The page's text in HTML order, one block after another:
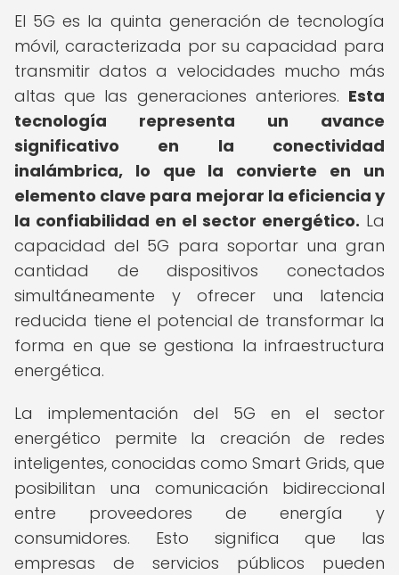
El 5G es la quinta generación de tecnología
móvil, caracterizada por su capacidad para
transmitir datos a velocidades mucho más
altas que las generaciones anteriores. Esta
tecnología representa un avance
significativo en la conectividad
inalámbrica, lo que la convierte en un
elemento clave para mejorar la eficiencia y
la confiabilidad en el sector energético. La
capacidad del 5G para soportar una gran
cantidad de dispositivos conectados
simultáneamente y ofrecer una latencia
reducida tiene el potencial de transformar la
forma en que se gestiona la infraestructura
energética.
La implementación del 5G en el sector
energético permite la creación de redes
inteligentes, conocidas como Smart Grids, que
posibilitan una comunicación bidireccional
entre proveedores de energía y
consumidores. Esto significa que las
empresas de servicios públicos pueden